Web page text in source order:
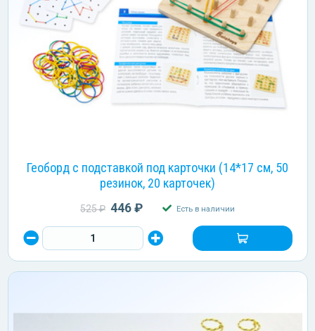
Геоборд с подставкой под карточки (14*17 см, 50
резинок, 20 карточек)
525 ₽ 446 ₽ Есть в наличии